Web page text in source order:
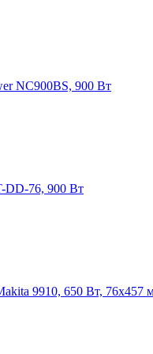
NC900BS, 900 Вт
DD-76, 900 Вт
9910, 650 Вт, 76х457